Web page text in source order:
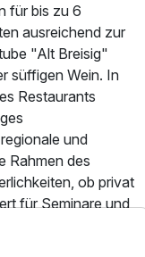
für bis zu 6
ausreichend zur
"Alt Breisig"
süffigen Wein. In
Restaurants
und
Rahmen des
ob privat
für Seminare und
selbst Arbeiten ein